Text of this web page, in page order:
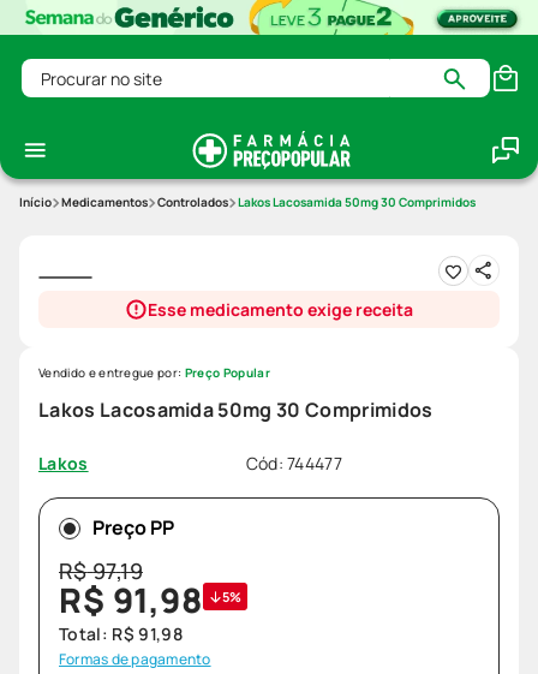
Procurar no site
Medicamentos Controlados Lakos Lacosamida 50mg 30 Comprimidos
Esse medicamento exige receita
Lakos Lacosamida 50mg 30 Comprimidos
Lakos Cód:744477
Vendido e entregue por: Preço Popular
Preço PP
R$97,19
R$ 91,98 5%
Total: R$ 91,98
Formas de pagamento